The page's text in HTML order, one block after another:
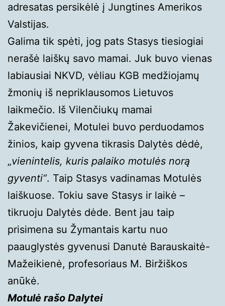
adresatas persikėlė į Jungtines Amerikos
Valstijas.
Galima tik spėti, jog pats Stasys tiesiogiai
nerašė laiškų savo mamai. Juk buvo vienas
labiausiai NKVD, vėliau KGB medžiojamų
žmonių iš nepriklausomos Lietuvos
laikmečio. Iš Vilenčiukų mamai
Žakevičienei, Motulei buvo perduodamos
žinios, kaip gyvena tikrasis Dalytės dėdė,
„vienintelis, kuris palaiko motulės norą
gyventi“. Taip Stasys vadinamas Motulės
laiškuose. Tokiu save Stasys ir laikė –
tikruoju Dalytės dėde. Bent jau taip
prisimena su Žymantais kartu nuo
paauglystės gyvenusi Danutė Barauskaitė-
Mažeikienė, profesoriaus M. Biržiškos
anūkė.
Motulė rašo Dalytei